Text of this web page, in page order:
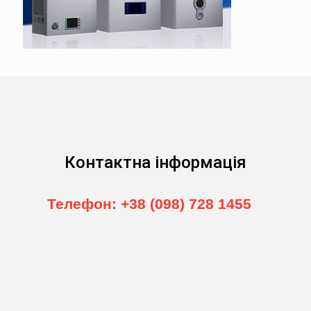
Контактна інформація
Телефон: +38 (098) 728 1455